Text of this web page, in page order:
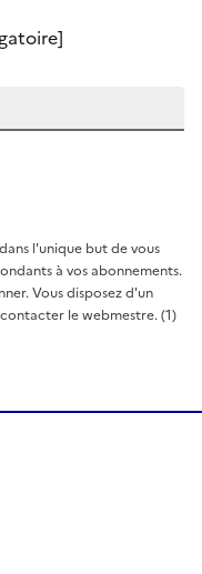
l'unique but de vous
à vos abonnements.
Vous disposez d'un
le webmestre. (1)